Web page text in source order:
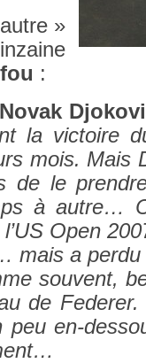
»
:
la vic­toire
mois. Mais
de le
à autre…
Open
mais a perdu
souvent,
de Feder­er.
peu en-